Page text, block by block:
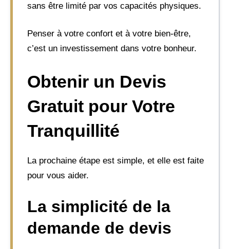
sans être limité par vos capacités physiques.
Penser à votre confort et à votre bien-être,
c’est un investissement dans votre bonheur.
Obtenir un Devis
Gratuit pour Votre
Tranquillité
La prochaine étape est simple, et elle est faite
pour vous aider.
La simplicité de la
demande de devis